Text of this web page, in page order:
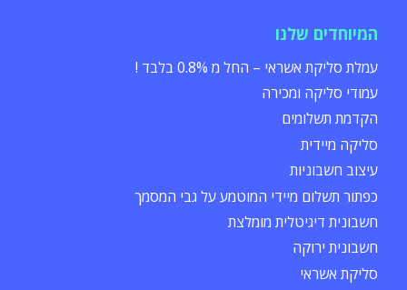
המיוחדים שלנו
עמלת סליקת אשראי – החל מ 0.8% בלבד !
עמודי סליקה ומכירה
הקדמת תשלומים
סליקה מיידית
עיצוב חשבוניות
כפתור תשלום מיידי המוטמע על גבי המסמך
חשבונית דיגיטלית מומלצת
חשבונית ירוקה
סליקת אשראי